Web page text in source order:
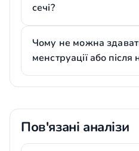
сечі?
Чому не можна
менструації або
Пов'язані аналізи